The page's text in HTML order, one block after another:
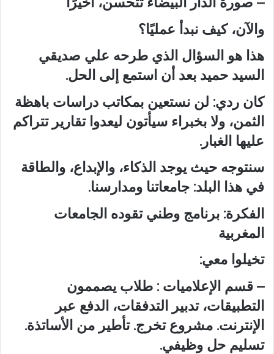
والآن، كيف نبدأ عمليًا؟
هذا هو السؤال الذي طرحه علي صديقي
السيد حميد بعد أن استمع إلى الحل.
كان ردي: لن نستعين بمكاتب دراسات باهظة
الثمن، ولا بخبراء سيأتون ليعدوا تقارير تتراكم
عليها الغبار.
سنتوجه حيث يوجد الذكاء، والإبداع، والطاقة
في هذا البلد: جامعاتنا ومدارسنا.
الفكرة: برنامج وطني تقوده الجامعات
المغربية
تخيلوا معي:
– قسم الإعلاميات : طلاب يصممون
التطبيقات، تدبير التدفقات، الدفع عبر
الإنترنت. مشروع تخرج. تأطير من الأساتذة.
تسليم حل وظيفي.